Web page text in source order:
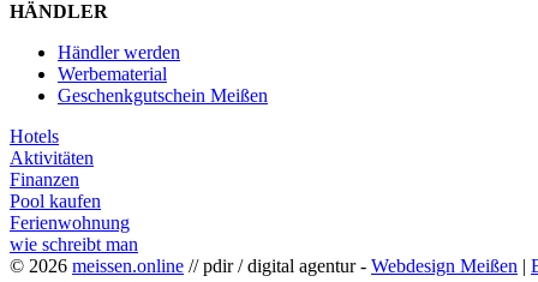
HÄNDLER
Händler werden
Werbematerial
Geschenkgutschein Meißen
Hotels
Aktivitäten
Finanzen
Pool kaufen
Ferienwohnung
wie schreibt man
© 2026 meissen.online // pdir / digital agentur - Webdesign Meißen |